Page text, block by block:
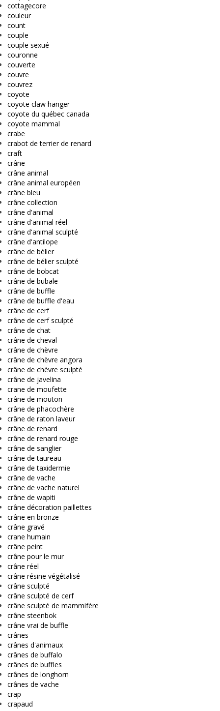
cottagecore
couleur
count
couple
couple sexué
couronne
couverte
couvre
couvrez
coyote
coyote claw hanger
coyote du québec canada
coyote mammal
crabe
crabot de terrier de renard
craft
crâne
crâne animal
crâne animal européen
crâne bleu
crâne collection
crâne d'animal
crâne d'animal réel
crâne d'animal sculpté
crâne d'antilope
crâne de bélier
crâne de bélier sculpté
crâne de bobcat
crâne de bubale
crâne de buffle
crâne de buffle d'eau
crâne de cerf
crâne de cerf sculpté
crâne de chat
crâne de cheval
crâne de chèvre
crâne de chèvre angora
crâne de chèvre sculpté
crâne de javelina
crane de moufette
crâne de mouton
crâne de phacochère
crâne de raton laveur
crâne de renard
crâne de renard rouge
crâne de sanglier
crâne de taureau
crâne de taxidermie
crâne de vache
crâne de vache naturel
crâne de wapiti
crâne décoration paillettes
crâne en bronze
crâne gravé
crane humain
crâne peint
crâne pour le mur
crâne réel
crâne résine végétalisé
crâne sculpté
crâne sculpté de cerf
crâne sculpté de mammifère
crâne steenbok
crâne vrai de buffle
crânes
crânes d'animaux
crânes de buffalo
crânes de buffles
crânes de longhorn
crânes de vache
crap
crapaud